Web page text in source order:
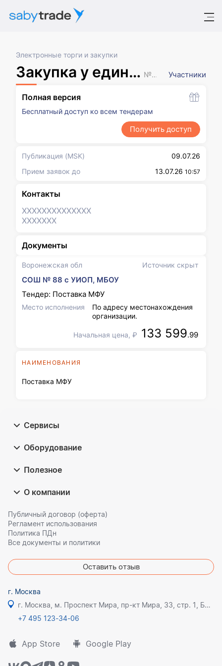
Электронные торги и закупки
Закупка у единственного поставщика (по форме аукциона) № XXXXXXX Участники
Воронежская обл Источник скрыт
СОШ № 88 с УИОП, МБОУ
Тендер: Поставка МФУ
Место исполнения
По адресу местонахождения
организации.
Начальная цена, ₽ 133 599.99
НАИМЕНОВАНИЯ
Поставка МФУ
Полная версия
Бесплатный доступ ко всем тендерам
Получить доступ
Публикация (MSK)
09.07.26
Прием заявок до
13.07.26 10:57
Контакты
XXXXXXXXXXXXXX
XXXXXXX
Документы
Сервисы
Оборудование
Полезное
О компании
Публичный договор (оферта)
Регламент использования
Политика ПДн
Все документы и политики
Оставить отзыв
г. Москва
г. Москва, м. Проспект Мира, пр-кт Мира, 33, стр. 1, БЦ Олимпик плаза
+7 495 123-34-06
App Store Google Play